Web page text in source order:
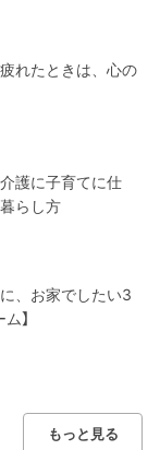
疲れたときは、心の
介護に子育てに仕
らし方
、お家でしたい3
】
もっと見る